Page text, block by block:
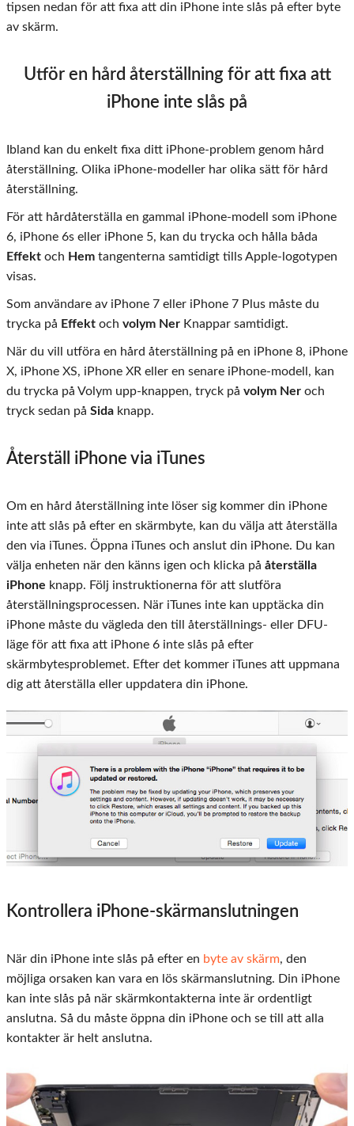
tipsen nedan för att fixa att din iPhone inte slås på efter byte
av skärm.
Utför en hård återställning för att fixa att
iPhone inte slås på
Ibland kan du enkelt fixa ditt iPhone-problem genom hård
återställning. Olika iPhone-modeller har olika sätt för hård
återställning.
För att hårdåterställa en gammal iPhone-modell som iPhone
6, iPhone 6s eller iPhone 5, kan du trycka och hålla båda
Effekt och Hem tangenterna samtidigt tills Apple-logotypen
visas.
Som användare av iPhone 7 eller iPhone 7 Plus måste du
trycka på Effekt och volym Ner Knappar samtidigt.
När du vill utföra en hård återställning på en iPhone 8, iPhone
X, iPhone XS, iPhone XR eller en senare iPhone-modell, kan
du trycka på Volym upp-knappen, tryck på volym Ner och
tryck sedan på Sida knapp.
Återställ iPhone via iTunes
Om en hård återställning inte löser sig kommer din iPhone
inte att slås på efter en skärmbyte, kan du välja att återställa
den via iTunes. Öppna iTunes och anslut din iPhone. Du kan
välja enheten när den känns igen och klicka på återställa
iPhone knapp. Följ instruktionerna för att slutföra
återställningsprocessen. När iTunes inte kan upptäcka din
iPhone måste du vägleda den till återställnings- eller DFU-
läge för att fixa att iPhone 6 inte slås på efter
skärmbytesproblemet. Efter det kommer iTunes att uppmana
dig att återställa eller uppdatera din iPhone.
Kontrollera iPhone-skärmanslutningen
När din iPhone inte slås på efter en byte av skärm, den
möjliga orsaken kan vara en lös skärmanslutning. Din iPhone
kan inte slås på när skärmkontakterna inte är ordentligt
anslutna. Så du måste öppna din iPhone och se till att alla
kontakter är helt anslutna.